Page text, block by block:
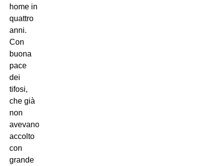
home in
quattro
anni.
Con
buona
pace
dei
tifosi,
che già
non
avevano
accolto
con
grande